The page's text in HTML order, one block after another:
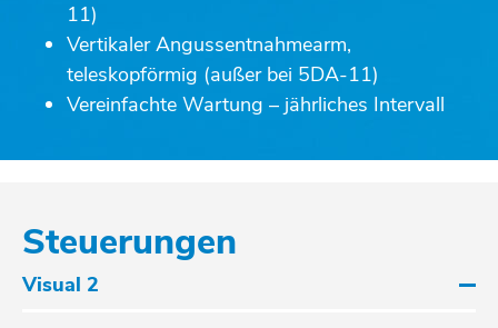
11)
Vertikaler Angussentnahmearm,
teleskopförmig (außer bei 5DA-11)
Vereinfachte Wartung – jährliches Intervall
Steuerungen
Visual 2